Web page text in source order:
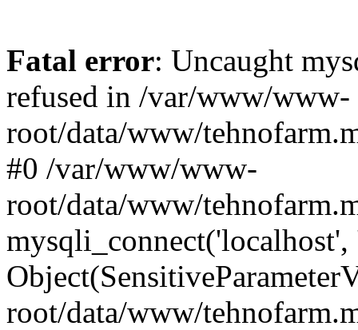
Fatal error: Uncaught
refused in /var/www/www-
root/data/www/
#0 /var/www/www-
root/data/www/
mysqli_connect('localhost',
root/data/www/